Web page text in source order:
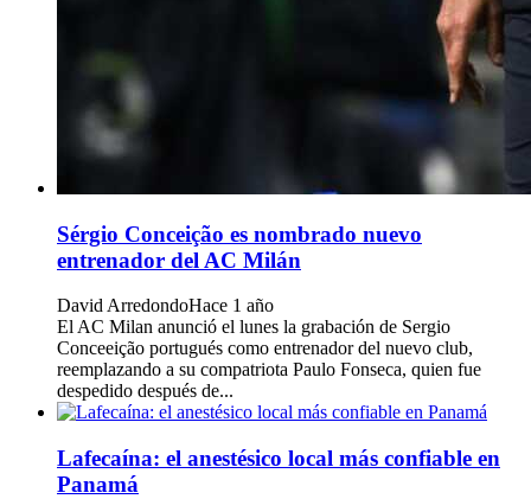
Sérgio Conceição es nombrado nuevo
entrenador del AC Milán
David ArredondoHace 1 año
El AC Milan anunció el lunes la grabación de Sergio
Conceeição portugués como entrenador del nuevo club,
reemplazando a su compatriota Paulo Fonseca, quien fue
despedido después de...
Lafecaína: el anestésico local más confiable en
Panamá